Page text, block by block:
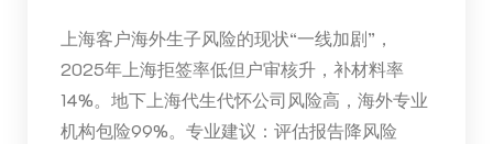
上海客户海外生子风险的现状“一线加剧”，
2025年上海拒签率低但户审核升，补材料率
14%。地下上海代生代怀公司风险高，海外专业
机构包险99%。专业建议：评估报告降风险